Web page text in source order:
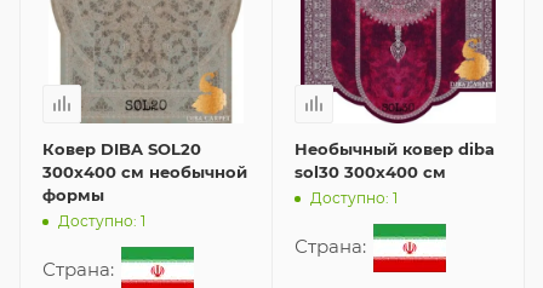
Ковер DIBA SOL20
300x400 см необычной
формы
Доступно: 1
Страна:
Необычный ковер diba
sol30 300x400 см
Доступно: 1
Страна: